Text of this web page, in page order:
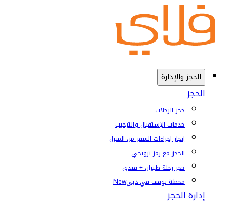
الحجز والإدارة
الحجز
حجز الرحلات
خدمات الإستقبال والترحيب
إنجاز إجراءات السفر من المنزل
الحجز مع رمز ترويجي
حجز رحلة طيران + فندق
محطة توقف في دبيNew
إدارة الحجز